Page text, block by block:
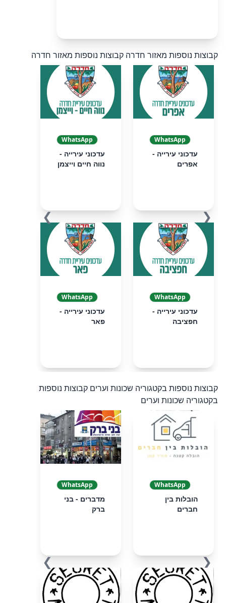
קבוצות נוספות מאזור חדרה קבוצות נוספות מאזור חדרה
❮
WhatsApp
עדכוני עירייה -
אפרים
WhatsApp
עדכוני עירייה -
נווה חיים וייצמן
WhatsApp
עדכוני עירייה -
חפציבה
WhatsApp
עדכוני עירייה -
פאר
❯
קבוצות נוספות בקטגוריה שכונות וערים קבוצות נוספות
בקטגוריה שכונות וערים
❮
WhatsApp
הובלות בין
חברים
WhatsApp
מדברים - בני
ברק
❯